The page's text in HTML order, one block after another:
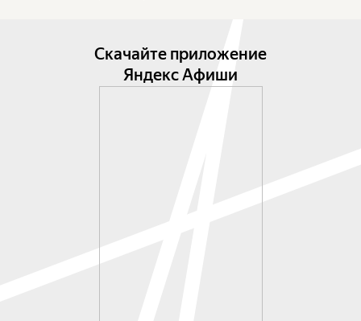
Скачайте приложение
Яндекс Афиши